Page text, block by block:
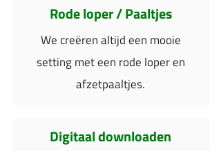
Rode loper / Paaltjes
We creëren altijd een mooie
setting met een rode loper en
afzetpaaltjes.
Digitaal downloaden